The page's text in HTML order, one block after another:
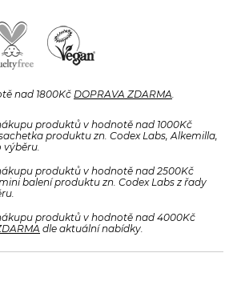
nad 1800Kč DOPRAVA ZDARMA.
produktů v hodnotě nad 1000Kč
produktu zn. Codex Labs, Alkemilla,
výběru.
produktů v hodnotě nad 2500Kč
balení produktu zn. Codex Labs z řady
produktů v hodnotě nad 4000Kč
dle aktuální nabídky.